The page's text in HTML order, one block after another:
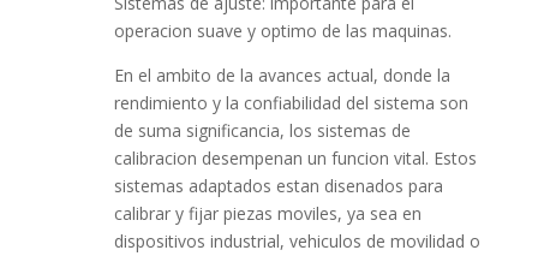
operacion suave y optimo de las maquinas.
En el ambito de la avances actual, donde la
rendimiento y la confiabilidad del sistema son
de suma significancia, los sistemas de
calibracion desempenan un funcion vital. Estos
sistemas adaptados estan disenados para
calibrar y fijar piezas moviles, ya sea en
dispositivos industrial, vehiculos de movilidad o